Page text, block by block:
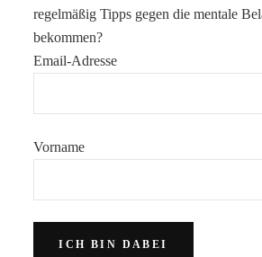
regelmäßig Tipps gegen die mentale
bekommen?
Email-Adresse
Vorname